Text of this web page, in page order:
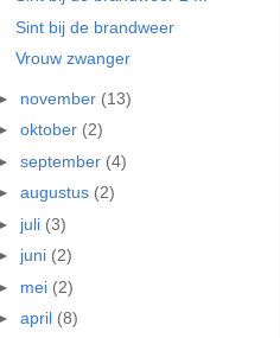
Sint bij de brandweer
Vrouw zwanger
november (13)
oktober (2)
september (4)
augustus (2)
juli (3)
juni (2)
mei (2)
april (8)